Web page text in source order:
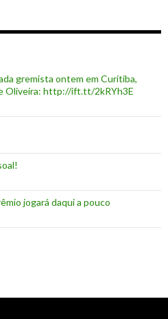
gremista ontem em Curitiba,
Oliveira: http://ift.tt/2kRYh3E
jogará daqui a pouco